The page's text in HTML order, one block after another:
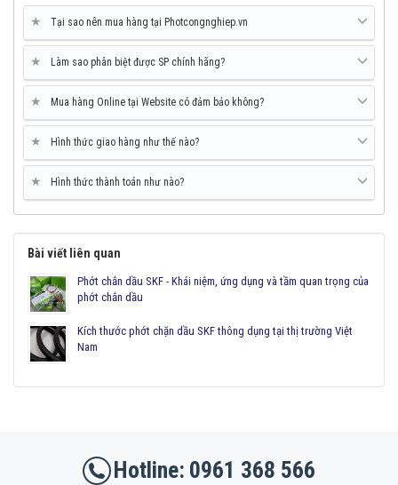
★ Tại sao nên mua hàng tại Photcongnghiep.vn
★ Làm sao phân biệt được SP chính hãng?
★ Mua hàng Online tại Website có đảm bảo không?
★ Hình thức giao hàng như thế nào?
★ Hình thức thành toán như nào?
Bài viết liên quan
Phớt chắn dầu SKF - Khái niệm, ứng dụng và tầm quan trọng của
phớt chắn dầu
Kích thước phớt chặn dầu SKF thông dụng tại thị trường Việt
Nam
0961 368 566